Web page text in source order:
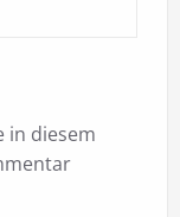
in diesem